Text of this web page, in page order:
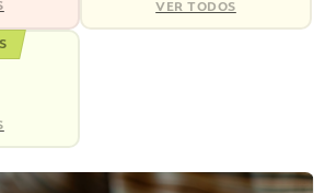
VER TODOS